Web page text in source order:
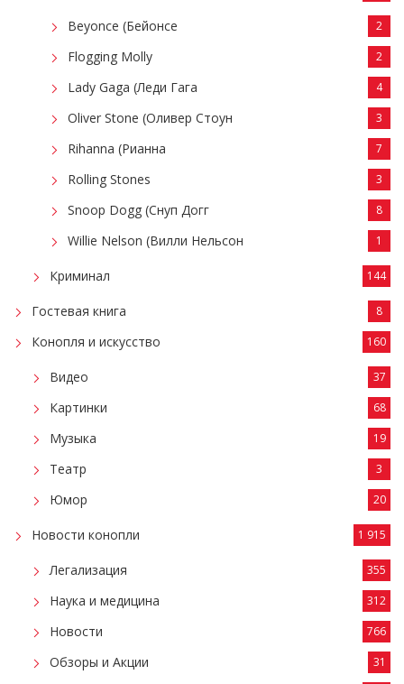
Beyonce (Бейонсе 2
Flogging Molly 2
Lady Gaga (Леди Гага 4
Oliver Stone (Оливер Стоун 3
Rihanna (Рианна 7
Rolling Stones 3
Snoop Dogg (Снуп Догг 8
Willie Nelson (Вилли Нельсон 1
Криминал 144
Гостевая книга 8
Конопля и искусство 160
Видео 37
Картинки 68
Музыка 19
Театр 3
Юмор 20
Новости конопли 1 915
Легализация 355
Наука и медицина 312
Новости 766
Обзоры и Акции 31